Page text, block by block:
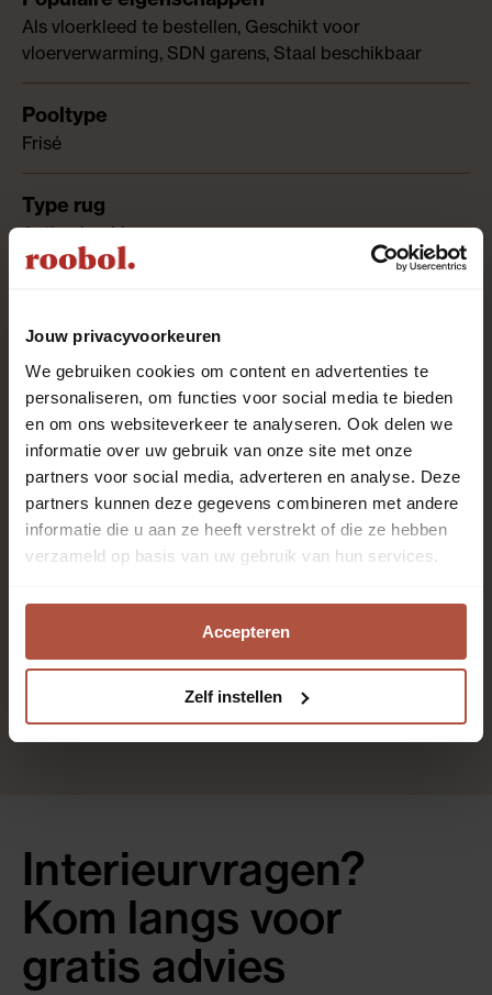
Jouw privacyvoorkeuren
We gebruiken cookies om content en advertenties te
personaliseren, om functies voor social media te bieden
en om ons websiteverkeer te analyseren. Ook delen we
informatie over uw gebruik van onze site met onze
partners voor social media, adverteren en analyse. Deze
partners kunnen deze gegevens combineren met andere
informatie die u aan ze heeft verstrekt of die ze hebben
verzameld op basis van uw gebruik van hun services.
Accepteren
Zelf instellen
Als vloerkleed te bestellen, Geschikt voor
vloerverwarming, SDN garens, Staal beschikbaar
Frisé
Action backing
Synthetische garens
Kantoren en winkels, Slaapkamer, Trap, Woonkamer
DGigeLRZn
psq
Interieurvragen?
Kom langs voor
gratis advies